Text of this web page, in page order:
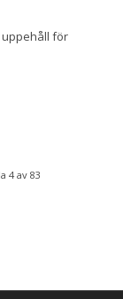
uppehåll för
4 av 83